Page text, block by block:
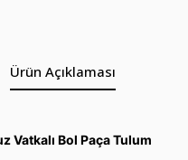
Ürün Açıklaması
Vatkalı Bol Paça Tulum